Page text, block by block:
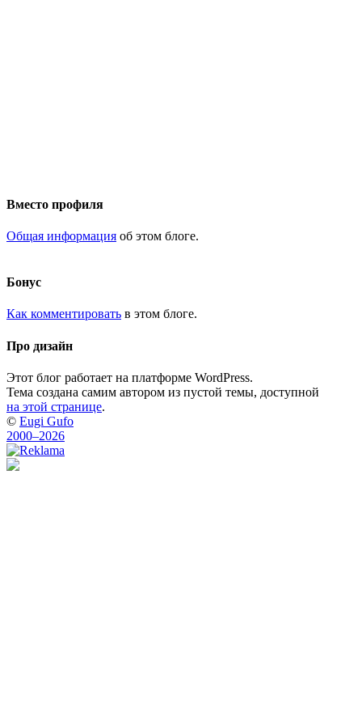
Вместо профиля
Общая информация об этом блоге.
Бонус
Как комментировать в этом блоге.
Про дизайн
Этот блог работает на платформе WordPress.
Тема создана самим автором из пустой темы, доступной
на этой странице.
© Eugi Gufo
2000–2026